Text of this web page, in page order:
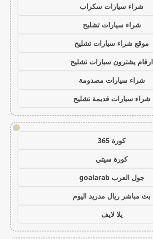
شراء سيارات سكراب
شراء سيارات تشليح
موقع شراء سيارات تشليح
ارقام يشترون سيارات تشليح
شراء سيارات مصدومة
شراء سيارات قديمة تشليح
!
كورة 365
كورة سيتي
جول العرب goalarab
بث مباشر ريال مدريد اليوم
يلا لايف